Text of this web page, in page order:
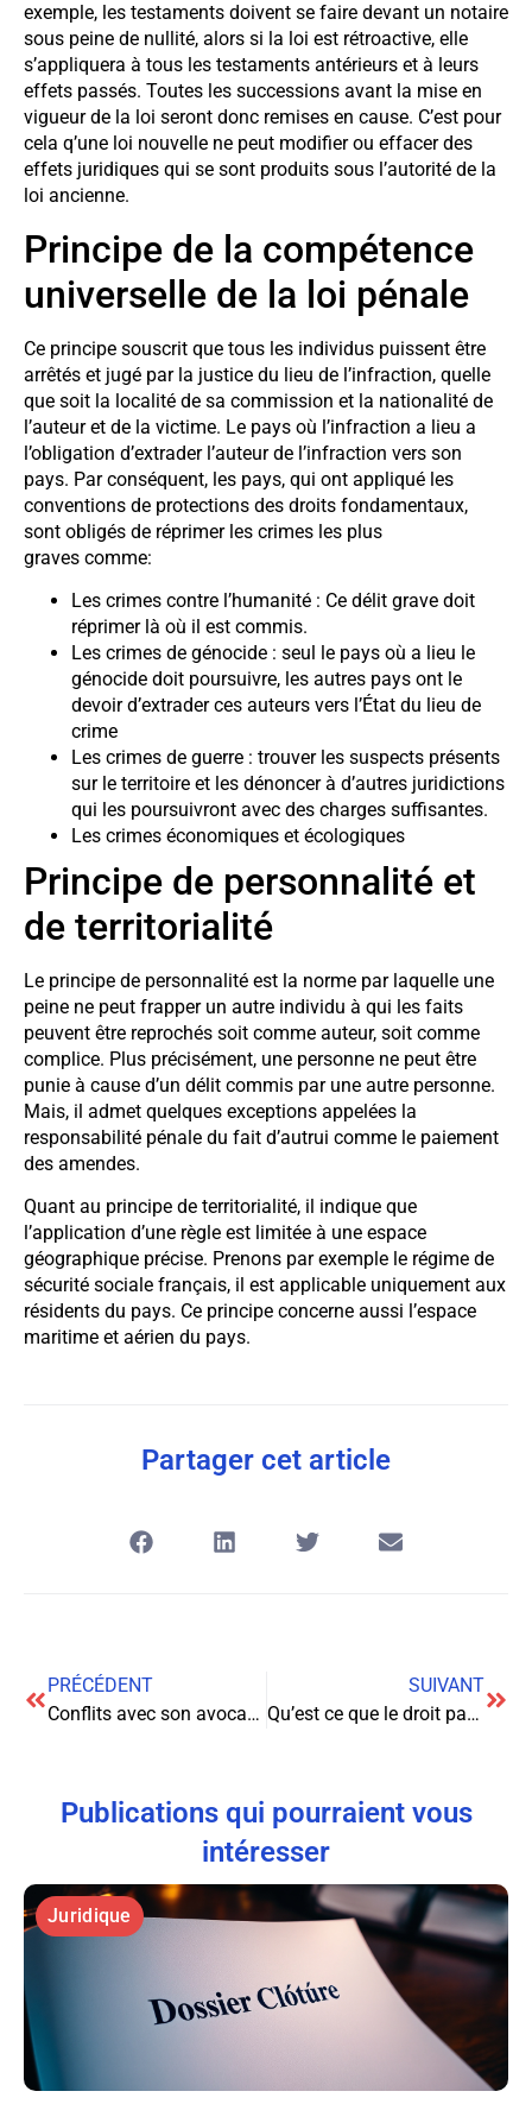
exemple, les testaments doivent se faire devant un notaire
sous peine de nullité, alors si la loi est rétroactive, elle
s’appliquera à tous les testaments antérieurs et à leurs
effets passés. Toutes les successions avant la mise en
vigueur de la loi seront donc remises en cause. C’est pour
cela q’une loi nouvelle ne peut modifier ou effacer des
effets juridiques qui se sont produits sous l’autorité de la
loi ancienne.
Principe de la compétence
universelle de la loi pénale
Ce principe souscrit que tous les individus puissent être
arrêtés et jugé par la justice du lieu de l’infraction, quelle
que soit la localité de sa commission et la nationalité de
l’auteur et de la victime. Le pays où l’infraction a lieu a
l’obligation d’extrader l’auteur de l’infraction vers son
pays. Par conséquent, les pays, qui ont appliqué les
conventions de protections des droits fondamentaux,
sont obligés de réprimer les crimes les plus
graves comme:
Les crimes contre l’humanité : Ce délit grave doit
réprimer là où il est commis.
Les crimes de génocide : seul le pays où a lieu le
génocide doit poursuivre, les autres pays ont le
devoir d’extrader ces auteurs vers l’État du lieu de
crime
Les crimes de guerre : trouver les suspects présents
sur le territoire et les dénoncer à d’autres juridictions
qui les poursuivront avec des charges suffisantes.
Les crimes économiques et écologiques
Principe de personnalité et
de territorialité
Le principe de personnalité est la norme par laquelle une
peine ne peut frapper un autre individu à qui les faits
peuvent être reprochés soit comme auteur, soit comme
complice. Plus précisément, une personne ne peut être
punie à cause d’un délit commis par une autre personne.
Mais, il admet quelques exceptions appelées la
responsabilité pénale du fait d’autrui comme le paiement
des amendes.
Quant au principe de territorialité, il indique que
l’application d’une règle est limitée à une espace
géographique précise. Prenons par exemple le régime de
sécurité sociale français, il est applicable uniquement aux
résidents du pays. Ce principe concerne aussi l’espace
maritime et aérien du pays.
Partager cet article
PRÉCÉDENT
Conflits avec son avocat, les mesures à prendre
SUIVANT
Qu’est ce que le droit parental ?
Publications qui pourraient vous
intéresser
Juridique